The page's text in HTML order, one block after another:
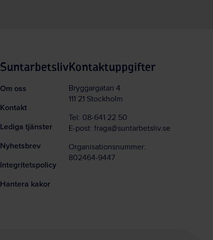
Suntarbetsliv
Om oss
Kontakt
Lediga tjänster
Nyhetsbrev
Integritetspolicy
Hantera kakor
Kontaktuppgifter
Bryggargatan 4
111 21 Stockholm
Tel: 08-641 22 50
E-post: fraga@suntarbetsliv.se
Organisationsnummer:
802464-9447